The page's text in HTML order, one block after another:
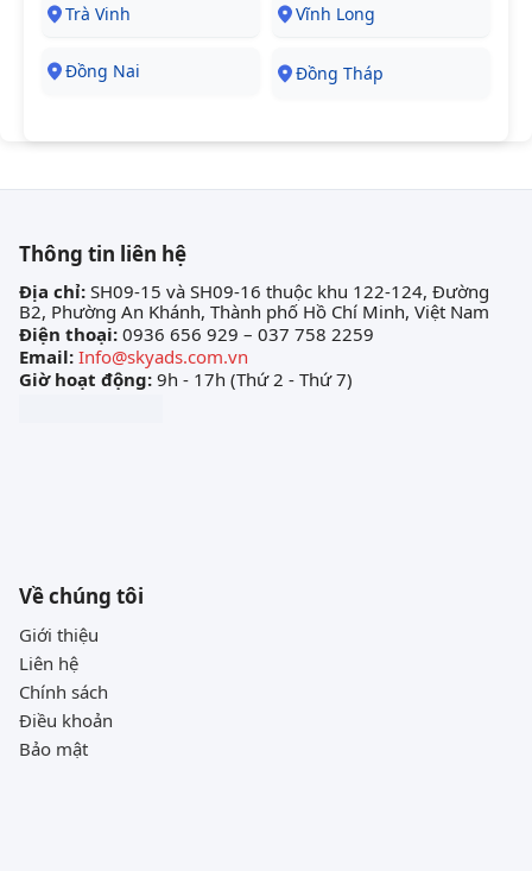
Trà Vinh Vĩnh Long
Đồng Nai Đồng Tháp
Thông tin liên hệ
Địa chỉ: SH09-15 và SH09-16 thuộc khu 122-124, Đường
B2, Phường An Khánh, Thành phố Hồ Chí Minh, Việt Nam
Điện thoại: 0936 656 929 – 037 758 2259
Email: Info@skyads.com.vn
Giờ hoạt động: 9h - 17h (Thứ 2 - Thứ 7)
Về chúng tôi
Giới thiệu
Liên hệ
Chính sách
Điều khoản
Bảo mật